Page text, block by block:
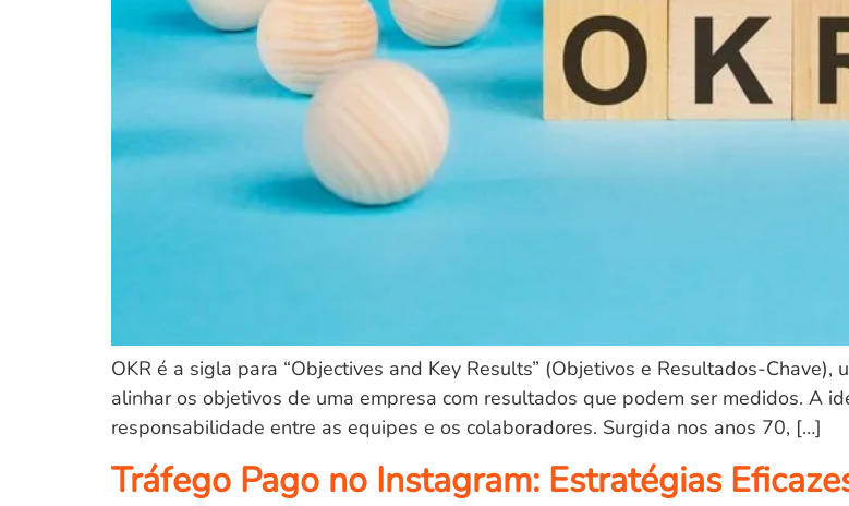
OKR é a sigla para “Objectives and Key Results” (Objetivos e Resultados-
alinhar os objetivos de uma empresa com resultados que podem ser medidos. A
responsabilidade entre as equipes e os colaboradores. Surgida nos anos 70, […]
Tráfego Pago no Instagram: Estratégias